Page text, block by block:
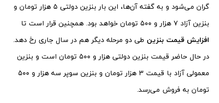
گران می‌شود و به گفته آن‌ها، این بار بنزین دولتی ۵ هزار تومان و
بنزین آزاد ۷ هزار و ۵۰۰ تومان خواهد بود. همچنین قرار است تا
افزایش قیمت بنزین طی دو مرحله دیگر هم در سال جاری رخ دهد.
در حال حاضر قیمت بنزین دولتی هزار و ۵۰۰ تومان است و بنزین
معمولی آزاد با قیمت 3 هزار تومان و بنزین سوپر سه هزار و ۵۰۰
تومان به فروش می‌رسد.